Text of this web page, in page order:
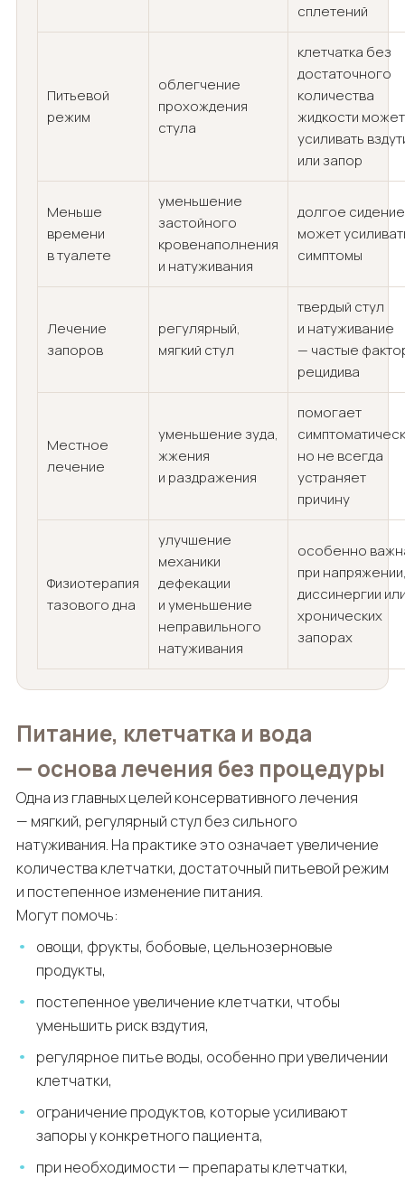
сплетений
Питьевой
режим
облегчение
прохождения
стула
клетчатка без
достаточного
количества
жидкости может
усиливать
или запор
Меньше
времени
в туалете
уменьшение
застойного
кровенаполнения
и натуживания
долгое сидение
может
симптомы
Лечение
запоров
регулярный,
мягкий стул
твердый стул
и натуживание
— частые
рецидива
Местное
лечение
уменьшение зуда,
жжения
и раздражения
помогает
но не всегда
устраняет
причину
Физиотерапия
тазового дна
улучшение
механики
дефекации
и уменьшение
неправильного
натуживания
особенно
при
диссинергии
хронических
запорах
Питание, клетчатка и вода
— основа лечения без процедуры
Одна из главных целей консервативного лечения
— мягкий, регулярный стул без сильного
натуживания. На практике это означает увеличение
количества клетчатки, достаточный питьевой режим
и постепенное изменение питания.
Могут помочь:
овощи, фрукты, бобовые, цельнозерновые
продукты,
постепенное увеличение клетчатки, чтобы
уменьшить риск вздутия,
регулярное питье воды, особенно при увеличении
клетчатки,
ограничение продуктов, которые усиливают
запоры у конкретного пациента,
при необходимости — препараты клетчатки,